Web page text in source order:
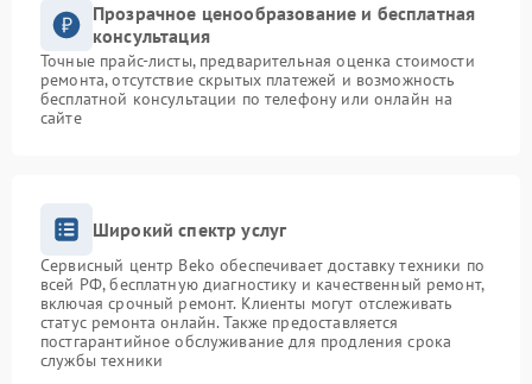
Прозрачное ценообразование и бесплатная
консультация
Точные прайс-листы, предварительная оценка стоимости
ремонта, отсутствие скрытых платежей и возможность
бесплатной консультации по телефону или онлайн на
сайте
Широкий спектр услуг
Сервисный центр Beko обеспечивает доставку техники по
всей РФ, бесплатную диагностику и качественный ремонт,
включая срочный ремонт. Клиенты могут отслеживать
статус ремонта онлайн. Также предоставляется
постгарантийное обслуживание для продления срока
службы техники